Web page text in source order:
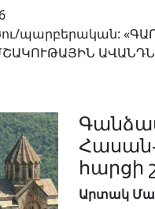
պարբերական:
Հասան-
հարցի
Արտակ